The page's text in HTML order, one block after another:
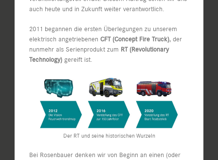
auch heute und in Zukunft weiter verantwortlich.
2011 begannen die ersten Überlegungen zu unserem
elektrisch angetriebenen CFT (Concept Fire Truck), der
nunmehr als Serienprodukt zum RT (Revolutionary
Technology) gereift ist.
Der RT und seine historischen Wurzeln
Bei Rosenbauer denken wir von Beginn an einen (oder